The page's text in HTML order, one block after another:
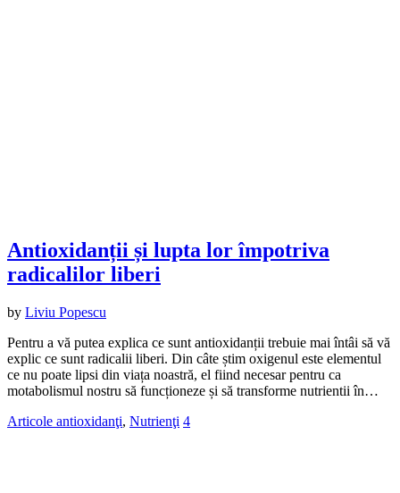
Antioxidanții și lupta lor împotriva
radicalilor liberi
by Liviu Popescu
Pentru a vă putea explica ce sunt antioxidanții trebuie mai întâi să vă
explic ce sunt radicalii liberi. Din câte știm oxigenul este elementul
ce nu poate lipsi din viața noastră, el fiind necesar pentru ca
motabolismul nostru să funcționeze și să transforme nutrientii în…
Articole antioxidanţi, Nutrienţi 4